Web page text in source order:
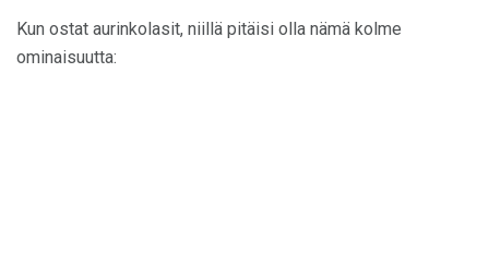
Kun ostat aurinkolasit, niillä pitäisi olla nämä kolme
ominaisuutta: